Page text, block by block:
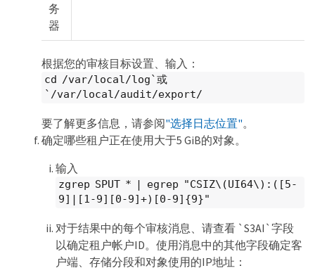
务
器
根据您的审核目标设置、输入：
cd /var/local/log`或
`/var/local/audit/export/
要了解更多信息，请参阅"选择日志位置"。
确定哪些租户正在使用大于5 GiB的对象。
输入
zgrep SPUT * | egrep "CSIZ\(UI64\):([5-
9]|[1-9][0-9]+)[0-9]{9}"
对于结果中的每个审核消息、请查看 `S3AI`字段
以确定租户帐户ID。使用消息中的其他字段确定客
户端、存储分段和对象使用的IP地址：